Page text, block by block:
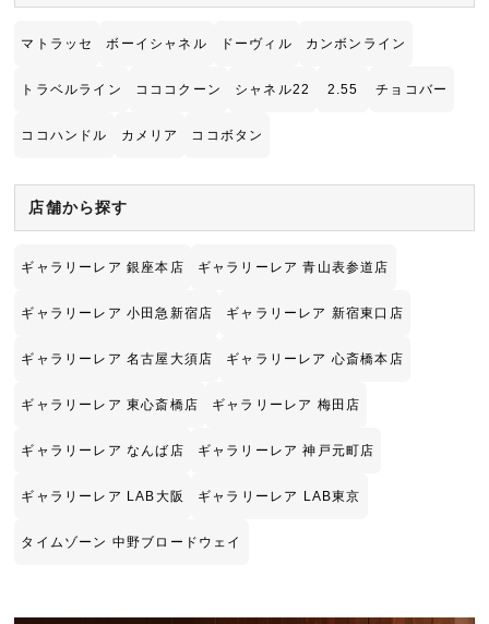
マトラッセ ボーイシャネル ドーヴィル カンボンライン
トラベルライン コココクーン シャネル22 2.55 チョコバー
ココハンドル カメリア ココボタン
店舗から探す
ギャラリーレア 銀座本店 ギャラリーレア 青山表参道店
ギャラリーレア 小田急新宿店 ギャラリーレア 新宿東口店
ギャラリーレア 名古屋大須店 ギャラリーレア 心斎橋本店
ギャラリーレア 東心斎橋店 ギャラリーレア 梅田店
ギャラリーレア なんば店 ギャラリーレア 神戸元町店
ギャラリーレア LAB大阪 ギャラリーレア LAB東京
タイムゾーン 中野ブロードウェイ